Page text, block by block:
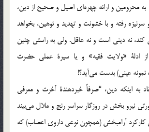
محرومین‌ و ارائه‌ چهره‌ای‌ اصیل‌ و صحیح‌ از دین،
رفته‌ و با خشونت‌ و تهدید و توهین، بخواهد
کند، نه‌ دینی‌ است‌ و نه‌ عاقل. ولی‌ به‌ راستی‌ چنین‌
ادلة‌ «ولایت‌ فقیه» و یا سیرة‌ عملی‌ حضرت‌
عینی) بدست‌ می‌آید؟!
به‌ اینکه‌ دین، “صرفاً‌ خبردهندة‌ آخرت‌ و معرفی‌
نیرو بخش‌ در روزگار سراسر رنج‌ و ملال‌ می‌بیند
کارکرد آرامبخش‌ (همچون‌ نوعی‌ داروی‌ اعصاب) که‌